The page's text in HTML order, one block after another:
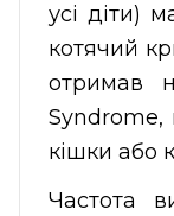
усі діти)
котячий
отримав
Syndrome,
кішки або
Частота